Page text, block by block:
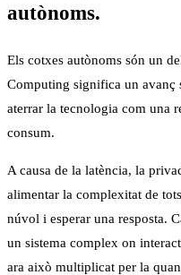
autònoms.
Els cotxes autònoms són un
Computing significa un avanç
aterrar la tecnologia com una
consum.
A causa de la latència, la
alimentar la complexitat de
núvol i esperar una resposta.
un sistema complex on
ara això multiplicat per la